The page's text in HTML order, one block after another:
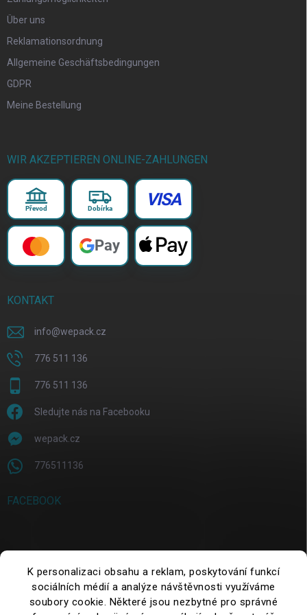
K personalizaci obsahu a reklam, poskytování funkcí
sociálních médií a analýze návštěvnosti využíváme
soubory cookie. Některé jsou nezbytné pro správné
Über uns
Reklamationsordnung
Allgemeine Geschäftsbedingungen
GDPR
Meine Bestellung
WIR AKZEPTIEREN ONLINE-ZAHLUNGEN
Převod Dobírka VISA
Pay
KONTAKT
info@wepack.cz
776 511 136
776 511 136
Sledujte nás na Facebooku
wepack.cz
776511136
FACEBOOK
Suchen